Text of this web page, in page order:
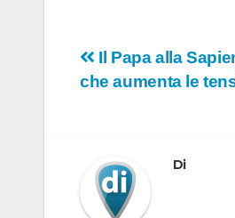
Il Papa alla
che aumenta le
Di